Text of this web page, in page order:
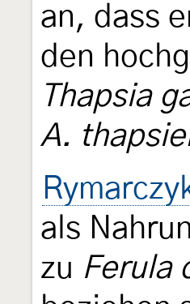
an, dass
den
Thapsia
A.
als
zu Ferula